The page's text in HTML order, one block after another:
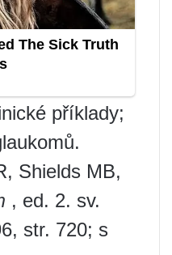
příklady;
Shields MB,
, ed. 2. sv.
str. 720; s